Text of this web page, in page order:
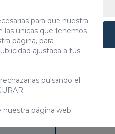
para que nuestra
las únicas que tenemos
página, para
ajustada a tus
pulsando el
nuestra página web.